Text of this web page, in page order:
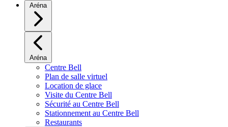
Aréna
Aréna
Centre Bell
Plan de salle virtuel
Location de glace
Visite du Centre Bell
Sécurité au Centre Bell
Stationnement au Centre Bell
Restaurants